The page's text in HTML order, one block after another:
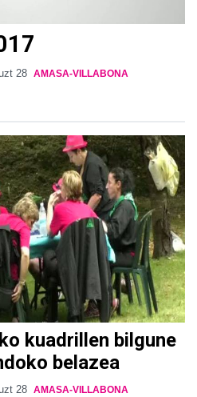
28 AMASA-VILLABONA
kuadrillen bilgune
belazea
28 AMASA-VILLABONA